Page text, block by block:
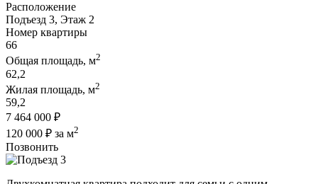
Расположение
Подъезд 3, Этаж 2
Номер квартиры
66
Общая площадь, м2
62,2
Жилая площадь, м2
59,2
7 464 000 ₽
120 000 ₽ за м2
Позвонить